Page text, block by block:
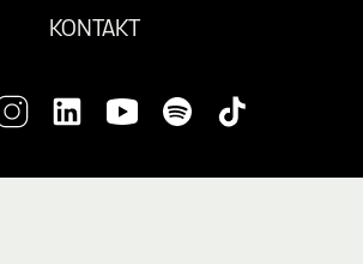
KONTAKT